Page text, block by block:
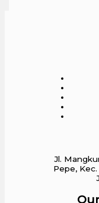
Jl.
Pepe,